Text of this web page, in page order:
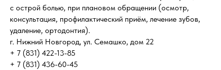
с острой болью, при плановом обращении (осмотр,
консультация, профилактический приём, лечение зубов,
удаление, ортодонтия).
г. Нижний Новгород, ул. Семашко, дом 22
+ 7 (831) 422-13-85
+ 7 (831) 436-60-45